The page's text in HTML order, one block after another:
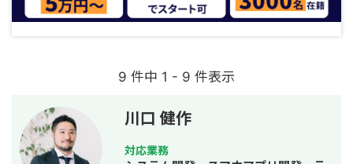
9 件中 1 - 9 件表示
川口 健作
対応業務